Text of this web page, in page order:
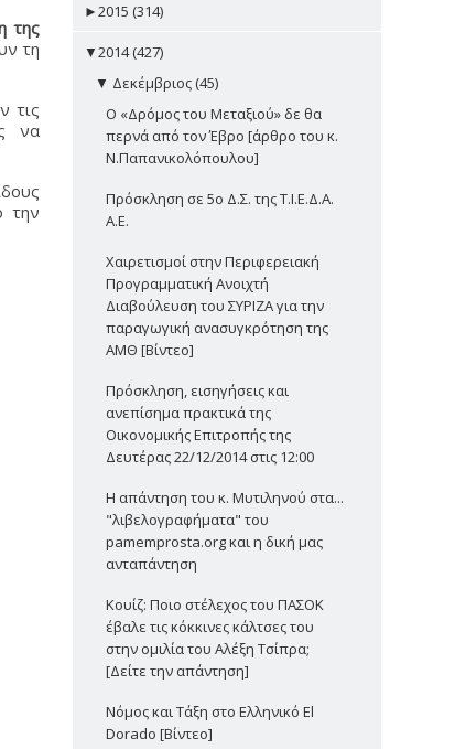
της
τη
τις
να
την
►2015 (314)
▼2014 (427)
▼ Δεκέμβριος (45)
Ο «Δρόμος του Μεταξιού» δε θα
περνά από τον Έβρο [άρθρο του κ.
Ν.Παπανικολόπουλου]
Πρόσκληση σε 5ο Δ.Σ. της Τ.Ι.Ε.Δ.Α.
Α.Ε.
Χαιρετισμοί στην Περιφερειακή
Προγραμματική Ανοιχτή
Διαβούλευση του ΣΥΡΙΖΑ για την
παραγωγική ανασυγκρότηση της
ΑΜΘ [Βίντεο]
Πρόσκληση, εισηγήσεις και
ανεπίσημα πρακτικά της
Οικονομικής Επιτροπής της
Δευτέρας 22/12/2014 στις 12:00
Η απάντηση του κ. Μυτιληνού στα...
"λιβελογραφήματα" του
pamemprosta.org και η δική μας
ανταπάντηση
Κουίζ: Ποιο στέλεχος του ΠΑΣΟΚ
έβαλε τις κόκκινες κάλτσες του
στην ομιλία του Αλέξη Τσίπρα;
[Δείτε την απάντηση]
Νόμος και Τάξη στο Ελληνικό El
Dorado [Βίντεο]